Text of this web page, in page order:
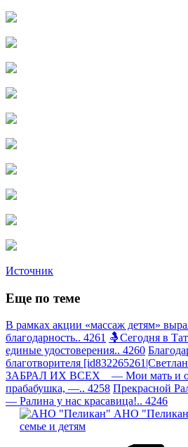
Источник
Еще по теме
В рамках акции «массаж детям»
благодарность.. 4261 🤱Сегодня в
единые удостоверения.. 4260
благотворителя
ЗАБРАЛ ИХ ВСЕХ — Мои мать и
прабабушка, —.. 4258 Прекрасной
— Ралина у нас красавица!.. 4246
АНО
семье и детям